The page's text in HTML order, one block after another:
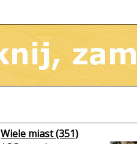
Wiele miast (351)